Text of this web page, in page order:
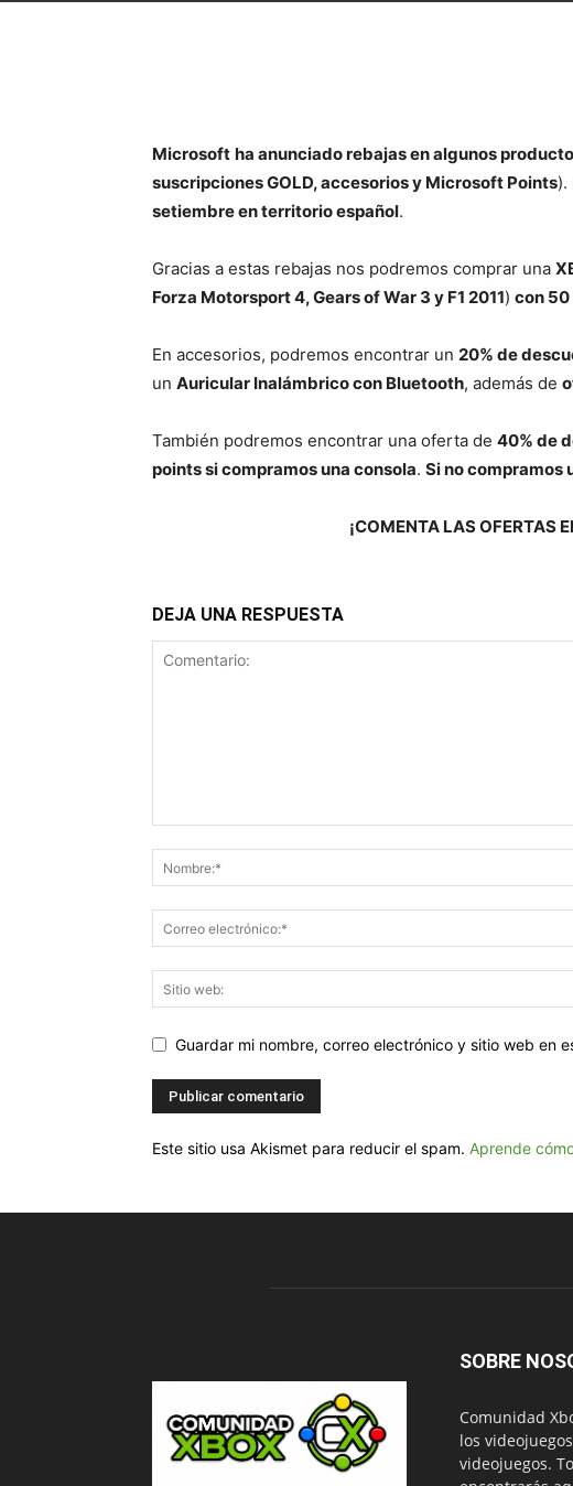
Microsoft ha anunciado rebajas en algunos
suscripciones GOLD, accesorios y Microsoft Points).
setiembre en territorio español.
Gracias a estas rebajas nos podremos comprar una
Forza Motorsport 4, Gears of War 3 y F1 2011) con
En accesorios, podremos encontrar un 20% de
un Auricular Inalámbrico con Bluetooth, además de
También podremos encontrar una oferta de 40% de
points si compramos una consola. Si no compramos
¡COMENTA LAS OFERTAS
DEJA UNA RESPUESTA
Guardar mi nombre, correo electrónico y sitio web en
Este sitio usa Akismet para reducir el spam. Aprende
SOBRE
Comunidad
los
videojuegos.